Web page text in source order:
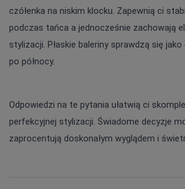
czółenka na niskim klocku. Zapewnią ci
podczas tańca a jednocześnie zachowają
stylizacji. Płaskie baleriny sprawdzą się
po północy.
Odpowiedzi na te pytania ułatwią ci
perfekcyjnej stylizacji. Świadome decyzje
zaprocentują doskonałym wyglądem i